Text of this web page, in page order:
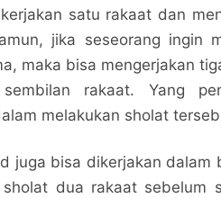
satu rakaat dan
jika seseorang ingin
maka bisa mengerjakan
rakaat. Yang
melakukan sholat
juga bisa dikerjakan dalam
dua rakaat sebelum